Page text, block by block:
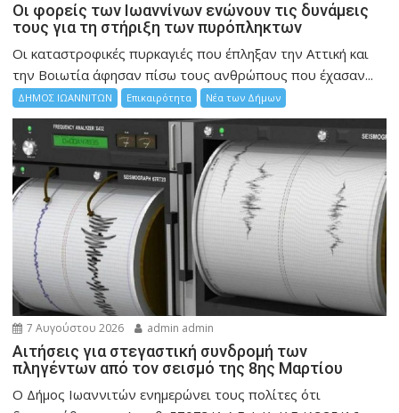
Οι φορείς των Ιωαννίνων ενώνουν τις δυνάμεις
τους για τη στήριξη των πυρόπληκτων
Οι καταστροφικές πυρκαγιές που έπληξαν την Αττική και
την Bοιωτία άφησαν πίσω τους ανθρώπους που έχασαν...
ΔΗΜΟΣ ΙΩΑΝΝΙΤΩΝ Επικαιρότητα Νέα των Δήμων
7 Αυγούστου 2026 admin admin
Αιτήσεις για στεγαστική συνδρομή των
πληγέντων από τον σεισμό της 8ης Μαρτίου
Ο Δήμος Ιωαννιτών ενημερώνει τους πολίτες ότι